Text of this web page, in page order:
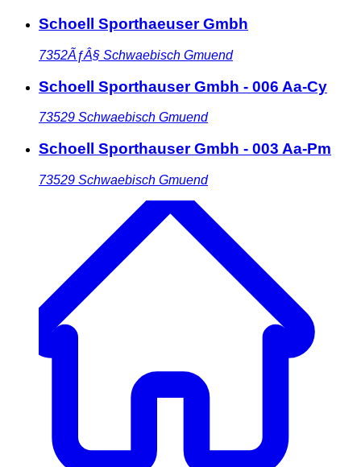
Schoell Sporthaeuser Gmbh
7352ÃƒÂ§ Schwaebisch Gmuend
Schoell Sporthauser Gmbh - 006 Aa-Cy
73529 Schwaebisch Gmuend
Schoell Sporthauser Gmbh - 003 Aa-Pm
73529 Schwaebisch Gmuend